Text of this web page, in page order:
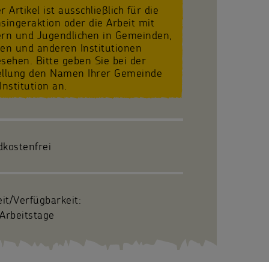
Artikel ist ausschließlich für die
oder die Arbeit mit
und Jugendlichen in Gemeinden,
und anderen Institutionen
Bitte geben Sie bei der
den Namen Ihrer Gemeinde
an.
Verfügbarkeit: